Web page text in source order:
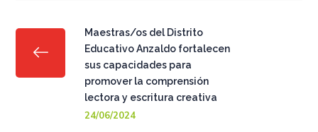
Maestras/os del Distrito
Educativo Anzaldo fortalecen
sus capacidades para
promover la comprensión
lectora y escritura creativa
24/06/2024